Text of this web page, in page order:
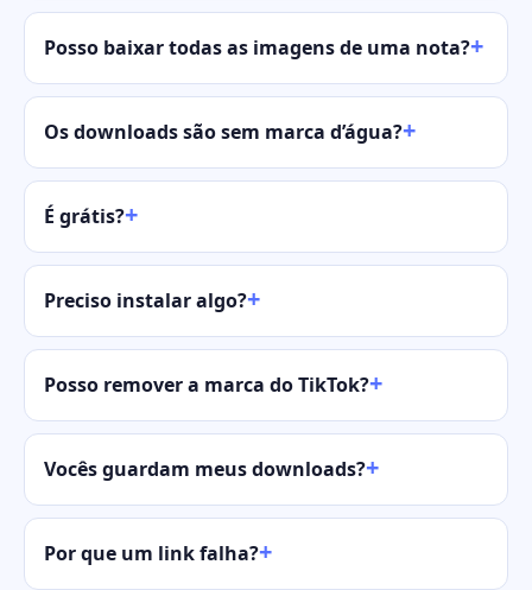
Posso baixar todas as imagens de uma nota?
Os downloads são sem marca d’água?
É grátis?
Preciso instalar algo?
Posso remover a marca do TikTok?
Vocês guardam meus downloads?
Por que um link falha?